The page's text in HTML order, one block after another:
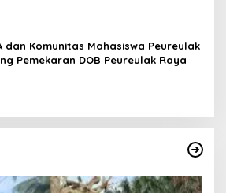
dan Komunitas Mahasiswa Peureulak
Pemekaran DOB Peureulak Raya